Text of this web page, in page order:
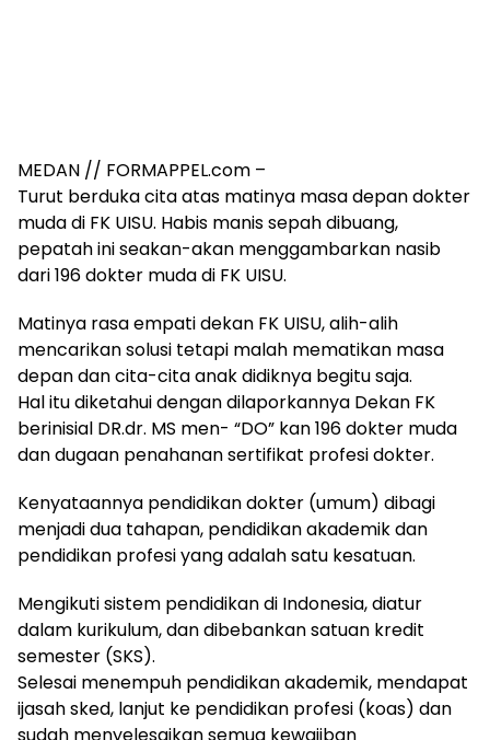
MEDAN // FORMAPPEL.com –
Turut berduka cita atas matinya masa depan dokter
muda di FK UISU. Habis manis sepah dibuang,
pepatah ini seakan-akan menggambarkan nasib
dari 196 dokter muda di FK UISU.
Matinya rasa empati dekan FK UISU, alih-alih
mencarikan solusi tetapi malah mematikan masa
depan dan cita-cita anak didiknya begitu saja.
Hal itu diketahui dengan dilaporkannya Dekan FK
berinisial DR.dr. MS men- “DO” kan 196 dokter muda
dan dugaan penahanan sertifikat profesi dokter.
Kenyataannya pendidikan dokter (umum) dibagi
menjadi dua tahapan, pendidikan akademik dan
pendidikan profesi yang adalah satu kesatuan.
Mengikuti sistem pendidikan di Indonesia, diatur
dalam kurikulum, dan dibebankan satuan kredit
semester (SKS).
Selesai menempuh pendidikan akademik, mendapat
ijasah sked, lanjut ke pendidikan profesi (koas) dan